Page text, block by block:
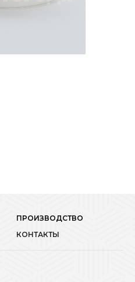
ПРОИЗВОДСТВО
КОНТАКТЫ